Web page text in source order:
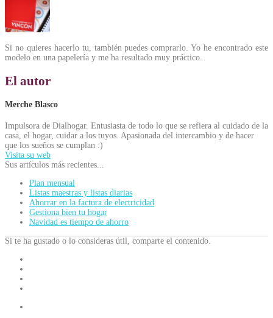
Si no quieres hacerlo tu, también puedes comprarlo. Yo he encontrado este
modelo en una papelería y me ha resultado muy práctico.
El autor
Merche Blasco
Impulsora de Dialhogar. Entusiasta de todo lo que se refiera al cuidado de la
casa, el hogar, cuidar a los tuyos. Apasionada del intercambio y de hacer
que los sueños se cumplan :)
Visita su web
Sus artículos más recientes...
Plan mensual
Listas maestras y listas diarias
Ahorrar en la factura de electricidad
Gestiona bien tu hogar
Navidad es tiempo de ahorro
Si te ha gustado o lo consideras útil, comparte el contenido.